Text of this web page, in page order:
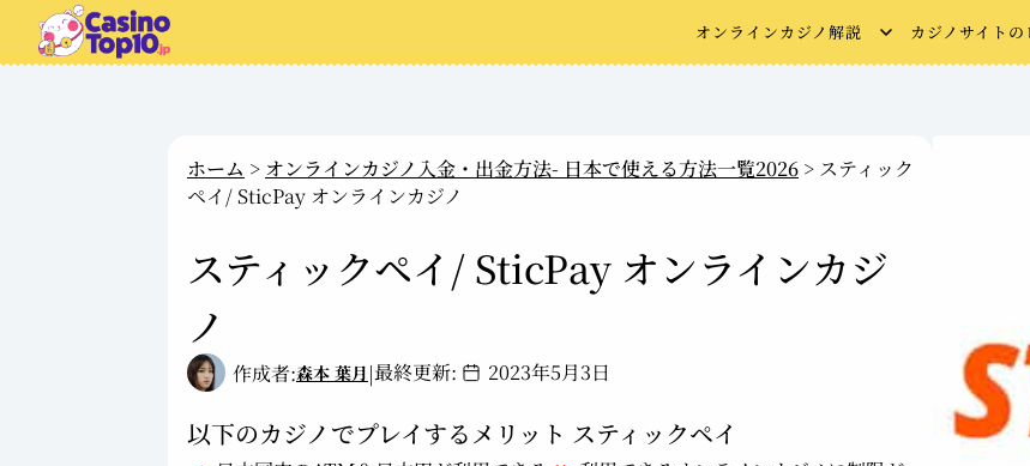
オンラインカジノ解説 カジノサイト
ホーム > オンラインカジノ入金・出金方法- 日本で使える方法一覧2026 > スティック
ペイ/ SticPay オンラインカジノ
スティックペイ/ SticPay オンラインカジ
ノ
作成者:森本 葉月 |最終更新: 2023年5月3日
以下のカジノでプレイするメリット スティックペイ